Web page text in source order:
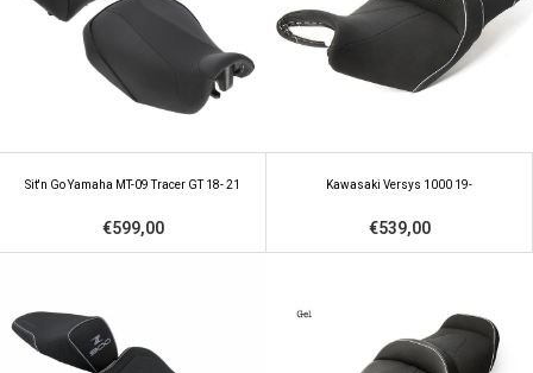
Sit'n Go Yamaha MT-09 Tracer GT 18- 21
€599,00
Kawasaki Versys 1000 19-
€539,00